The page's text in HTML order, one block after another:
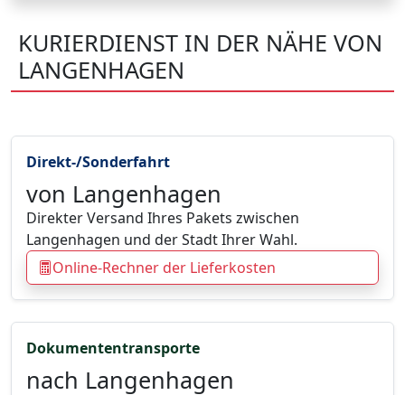
KURIERDIENST IN DER NÄHE VON
LANGENHAGEN
Direkt-/Sonderfahrt
von Langenhagen
Direkter Versand Ihres Pakets zwischen
Langenhagen und der Stadt Ihrer Wahl.
Online-Rechner der Lieferkosten
Dokumententransporte
nach Langenhagen